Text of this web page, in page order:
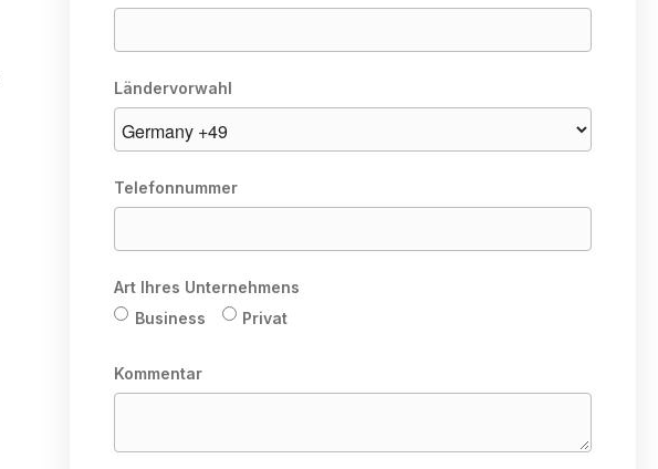
Ländervorwahl
Telefonnummer
Art Ihres Unternehmens
Business
Privat
Kommentar